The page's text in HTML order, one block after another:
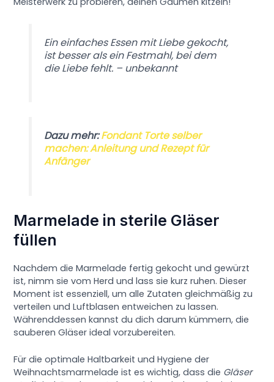
Ein einfaches Essen mit Liebe gekocht,
ist besser als ein Festmahl, bei dem
die Liebe fehlt. – unbekannt
Dazu mehr:Fondant Torte selber
machen: Anleitung und Rezept für
Anfänger
Marmelade in sterile Gläser
füllen
Nachdem die Marmelade fertig gekocht und gewürzt
ist, nimm sie vom Herd und lass sie kurz ruhen. Dieser
Moment ist essenziell, um alle Zutaten gleichmäßig zu
verteilen und Luftblasen entweichen zu lassen.
Währenddessen kannst du dich darum kümmern, die
sauberen Gläser ideal vorzubereiten.
Für die optimale Haltbarkeit und Hygiene der
Weihnachtsmarmelade ist es wichtig, dass die Gläser